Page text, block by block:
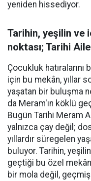
yeniden hissediyor.
Tarihin, yeşilin ve
noktası; Tarihi
Çocukluk
için bu mekân, yıllar
yaşatan bir buluşma
da Meram'ın köklü
Bugün Tarihi Meram
yalnızca çay değil;
yıllardır süregelen
buluyor. Tarihin,
geçtiği bu özel
bir mola değil,